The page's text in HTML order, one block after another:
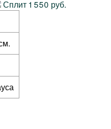
Сплит 1 550 руб.